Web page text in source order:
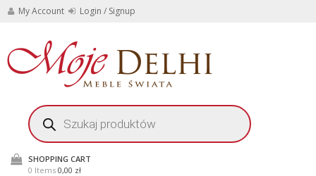
SkipMy Account Login / Signup
Delhi
Meble
Świata
Wyszukiwarka
produktów
SHOPPING CART
0 Items 0,00 zł